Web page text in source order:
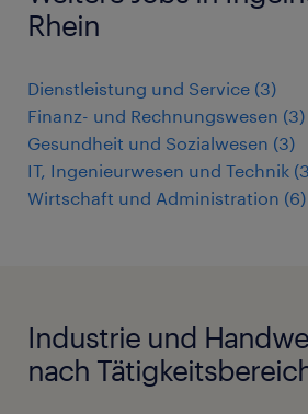
Rhein
Dienstleistung und Service (3)
Finanz- und Rechnungswesen (3)
Gesundheit und Sozialwesen (3)
IT, Ingenieurwesen und Technik (3
Wirtschaft und Administration (6)
Industrie und
nach